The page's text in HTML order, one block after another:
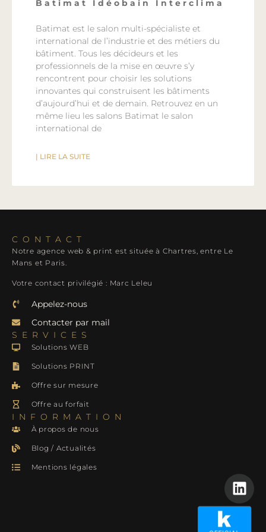
Batimat Idéobain Interclima
Batimat est le salon multi-spécialiste et
international de l’industrie et des métiers du
bâtiment. Tous les décideurs et les
professionnels de la mise en œuvre s’y
rencontrent pour choisir les solutions
innovantes qui construisent les bâtiments
d’aujourd’hui et de demain. Retrouvez en un
même lieu les salons Batimat le salon
international de
| LIRE LA SUITE
CONTACT
Notre agence web & print est située à Chartres, entre Le
Mans et Paris.
Votre contact privilégié : Marc Leleu
Appelez-nous
Contacter par mail
SERVICES
Solutions WEB
Solutions PRINT
Offre sur mesure
Offre au forfait
INFORMATION
À propos de nous
Blog / Actualités
Mentions légales